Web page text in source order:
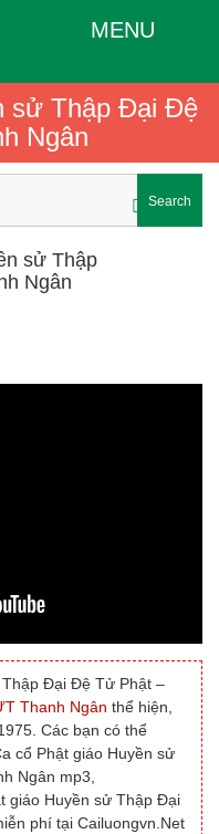
MENU
sử Thập Đại Đệ
Ngân
Search
sử Thập
Ngân
Đại Đệ Tử Phật –
Thanh Ngân thể hiện,
Các bạn có thể
cổ Phật giáo Huyền sử
Ngân mp3,
giáo Huyền sử Thập Đại
phí tại Cailuongvn.Net